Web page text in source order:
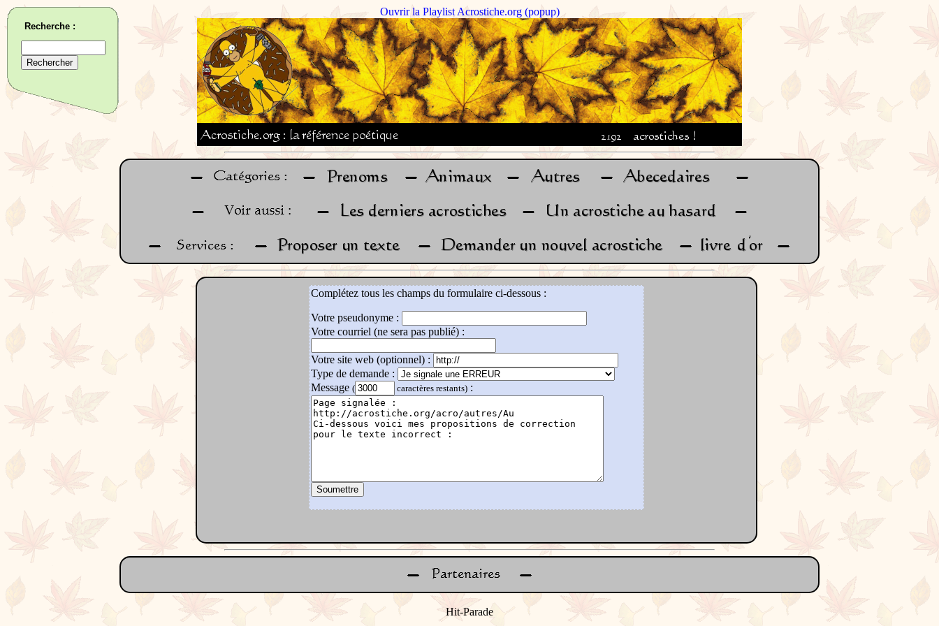
Ouvrir la Playlist Acrostiche.org (popup)
Complétez tous les champs du formulaire ci-dessous :
Votre pseudonyme :
Votre courriel (ne sera pas publié) :
Votre site web (optionnel) :
Type de demande :
Message ( caractères restants) :
Recherche :